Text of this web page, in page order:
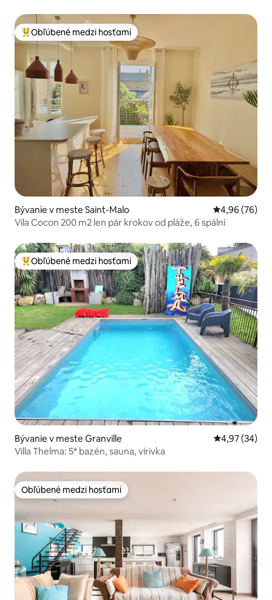
Najobľúbenejšie medzi hosťami
Obľúbené medzi hosťami
Bývanie v meste Saint-Malo Priemerné
4,96 (76)
Vila Cocon 200 m2 len pár krokov od pláže, 6 spální
Najobľúbenejšie medzi hosťami
Obľúbené medzi hosťami
Bývanie v meste Granville Priemerné
4,97 (34)
Villa Thelma: 5* bazén, sauna, vírivka
Obľúbené medzi hosťami
Obľúbené medzi hosťami